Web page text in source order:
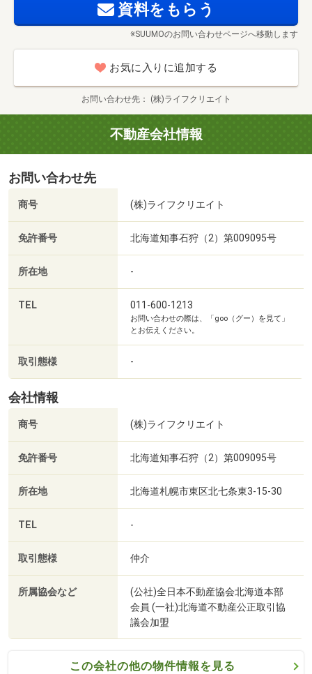
■【ホームセンター】ヤマダデンキテックランド札幌白石
■【高校・高専】北海道札幌厚別高校（約2851m・徒歩36
■【高校・高専】北海道札幌白石高校（約1844m・徒歩24
分）
■【中学校】札幌市立北都中学校（約1026m・徒歩13分）
歩14分）
■【幼稚園・保育園】北都幼稚園（約996m・徒歩13分）
■【幼稚園・保育園】北都幼稚園（約1001m・徒歩13分）
■【病院】医療法人菊郷会石橋胃腸病院（約688m・徒歩9
分）
■【病院】医療法人徹仁会厚別耳鼻咽喉科病院（約
1687m・徒歩22分）
■【郵便局】白石川下郵便局（約710m・徒歩9分）
■【郵便局】白石北郷二条郵便局（約642m・徒歩9分）
■【銀行】北洋銀行北都支店（約697m・徒歩9分）
■【銀行】北海道銀行北都支店（約707m・徒歩9分）
■【銀行】空知信用金庫厚別支店（約1928m・徒歩25分）
■【公園】北都公園（約731m・徒歩10分）
■【公園】白石東公園（約1674m・徒歩21分）
たい」「データだけでは分からない、実際の物件を見てみ
たい」という段階で立ち止まっていませんか？
別企画をご案内します。
1. 【初めての物件見学ツアー】
「とりあえずどんな物件があるか見てみたい」「相場や間
取りのイメージを掴みたい」という、初めての物件探しを
丁寧にご案内します。購入を急かすことは一切ありませ
ん。気楽な気持ちで、あなたのペースでご参加ください。
2. 【住宅ローン無料相談会】
「自分に最適なローンの種類は？」「無理のない返済計画
は？」といった疑問は、プロに聞くのが一番です。当社の
無料相談カウンターでは、ファイナンシャルプランナー
（FP） による個別相談を実施しています。
住宅ローンの徹底比較: お客様の状況に合わせた最適な金融
ライフプランコンサルティング: 不動産購入だけでなく、将
考慮した総合的なコンサルティングを行い、「安心できる
3. 【無償売却査定・買替のご相談】
現在お住まいの家を売却して、新しい住まいへの買い替え
をご検討中の方へ。経験豊富な担当者が、市場の動向を踏
まえた無料・無償の売却査定を行います。「いくらで売れ
ゆるご相談を承ります。
資料をもらう
※SUUMOのお問い合わせページへ移動します
お気に入りに追加する
お問い合わせ先 (株)ライフクリエイト
不動産会社情報
お問い合わせ先
商号 (株)ライフクリエイト
免許番号 北海道知事石狩（2）第009095号
所在地 -
TEL 011-600-1213
お問い合わせの際は、「goo（グー）を見て」
とお伝えください。
取引態様 -
会社情報
商号 (株)ライフクリエイト
免許番号 北海道知事石狩（2）第009095号
所在地 北海道札幌市東区北七条東3-15-30
TEL -
取引態様 仲介
所属協会など
(公社)全日本不動産協会北海道本部
会員 (一社)北海道不動産公正取引協
議会加盟
この会社の他の物件情報を見る